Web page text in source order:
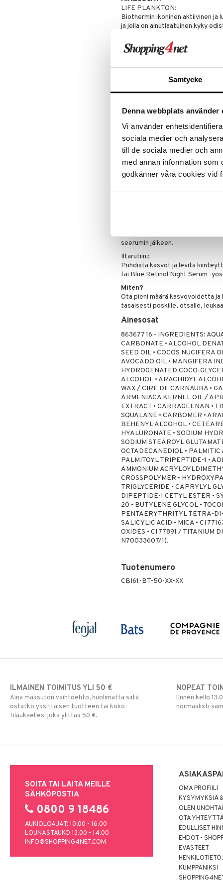
Samtycke
Denna webbplats använder
Vi använder
sociala medier och
till de sociala medier och
med annan information som
godkänner våra cookies vid
LIFE PLANKTON:
Biothermin ikoninen aktiivinen ja
ja jolla on ainutlaatuinen kyky
KOLLAGEENIPEPTIDIJAKEET:
aiheuttamia näkyviä ikääntymisen
Hemmottele aistejasi erityisesti
BLUE COMMITMENTS
Sitoutumisemme tarjota
osa Biothermin
on vegaaninen koostumus*,
pakkaus koostuu 40 %
kierrätysmuovista valmistetusta
*Ei eläinperäisiä ainesosia
Optimaalisten tulosten
seerumin jälkeen.
Iltarutiini:
Puhdista kasvot ja levitä
tai Blue Retinol Night Serum -
Miten?
Ota pieni määrä kasvovoidetta
tasaisesti poskille, otsalle,
Ainesosat
863677 16 - INGREDIENTS:
CARBONATE • ALCOHOL
SEED OIL • COCOS NUCIFERA
AVOCADO OIL • MANGIFERA
HYDROGENATED COCO-
ALCOHOL • ARACHIDYL
WAX / CIRE DE CARNAUBA •
ARMENIACA KERNEL OIL /
EXTRACT • CARRAGEENAN •
SQUALANE • CARBOMER •
BEHENYL ALCOHOL •
HYALURONATE • SODIUM
SODIUM STEAROYL
OCTADECANEDIOL •
PALMITOYL TRIPEPTIDE-1 •
AMMONIUM
CROSSPOLYMER •
TRIGLYCERIDE • CAPRYLYL
DIPEPTIDE-1 CETYL ESTER •
20 • BUTYLENE GLYCOL •
PENTAERYTHRITYL TETRA-
SALICYLIC ACID • MICA • CI
OXIDES • CI 77891 / TITANIUM
N70033607/1).
Tuotenumero
CBI61-BT-50-XX-XX
ILMAINEN TOIMITUS YLI 50 €
Aina maksuton vaihtoehto, huolimatta siitä
ostatko yksittäisen tuotteen tai koko
tilauksellesi joka ylittää 50 €.
NOPEAT
Ennen kello
normaalisti
SOITA TAI LAITA MEILLE
SÄHKÖPOSTIA
0800 9 18486
AUKIOLOAJAT: 10.00 - 16.00
LOUNASTAUKO 13.00 - 14.00
INFO@SHOPPING4NET.COM
OMA PROFIILI
KYSYMYKSIÄ
OLEN
OTA
EDULLISET
EHDOT -
EVÄSTEET
KUMPPANIKSI